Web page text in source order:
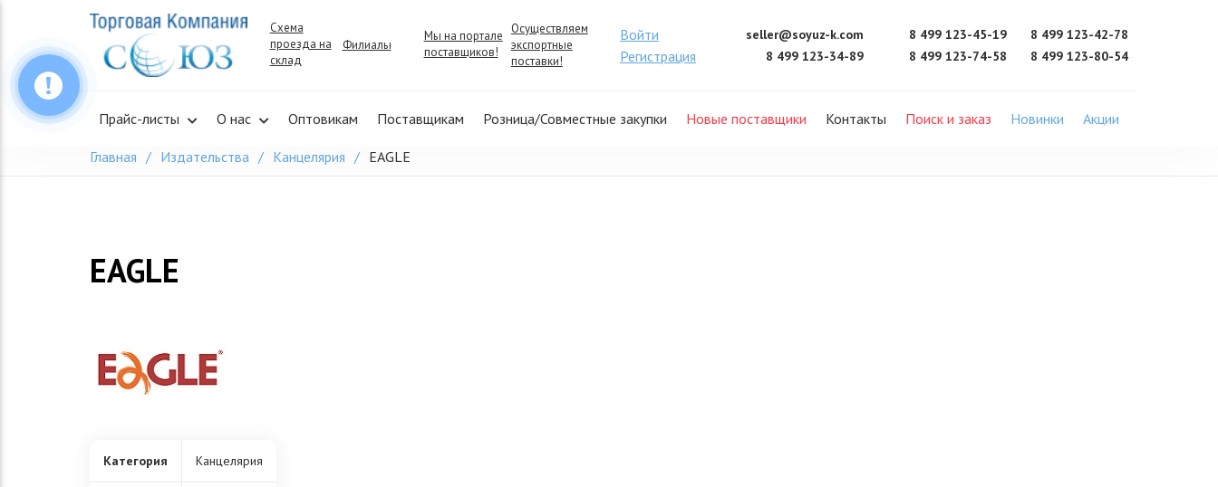
content
Схема
проезда на
склад
Филиалы
Мы на портале
поставщиков!
Осуществляем
экспортные
поставки!
Войти
Регистрация
seller@soyuz-k.com
8 499 123-34-89
8 499 123-45-19
8 499 123-42-78
8 499 123-74-58
8 499 123-80-54
Прайс-листы О нас Оптовикам Поставщикам Розница/Совместные закупки Новые поставщики Контакты Поиск и заказ Новинки Акции
Главная Издательства Канцелярия EAGLE
EAGLE
Категория Канцелярия